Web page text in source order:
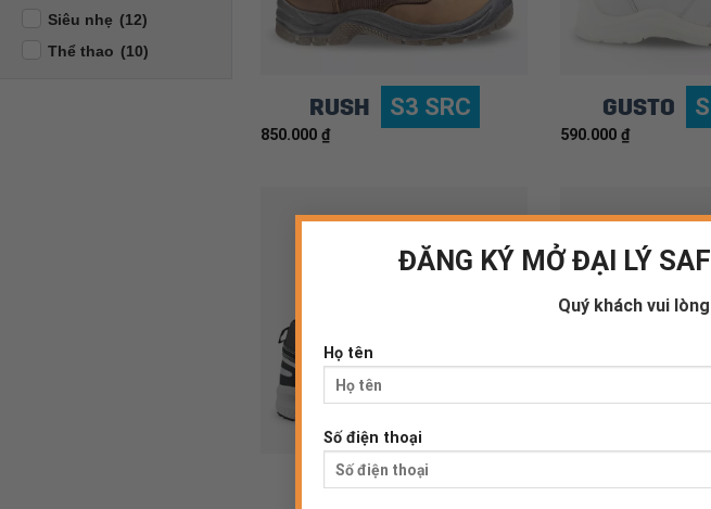
ĐĂNG KÝ MỞ ĐẠI LÝ
Quý khách vui
Họ tên
Số điện thoại
Siêu nhẹ (12)
Thể thao (10)
RUSH S3 SRC
850.000 ₫
GUSTO
590.000 ₫
ROCKET81 BESTLIGHT1